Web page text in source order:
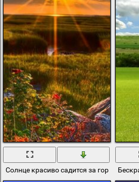
Солнце красиво садится за горизонт